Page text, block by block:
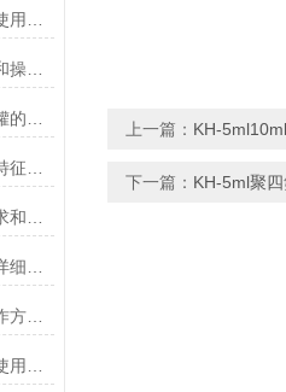
聚四氟乙烯高压消解罐原理特点和操作方法
聚四氟乙烯高温高压消解罐的操作方法及注意事项
上一篇： KH-
下一篇： KH-5ml聚